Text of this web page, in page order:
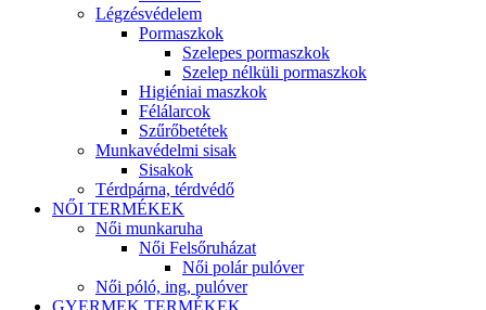
Légzésvédelem
Pormaszkok
Szelepes pormaszkok
Szelep nélküli pormaszkok
Higiéniai maszkok
Félálarcok
Szűrőbetétek
Munkavédelmi sisak
Sisakok
Térdpárna, térdvédő
NŐI TERMÉKEK
Női munkaruha
Női Felsőruházat
Női polár pulóver
Női póló, ing, pulóver